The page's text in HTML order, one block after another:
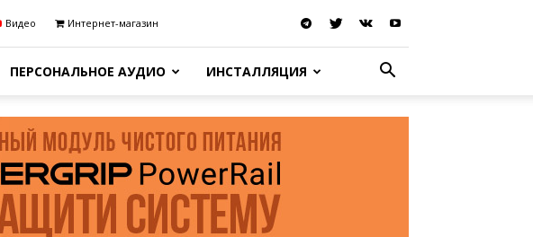
Видео Интернет-магазин
ПЕРСОНАЛЬНОЕ АУДИО ИНСТАЛЛЯЦИЯ